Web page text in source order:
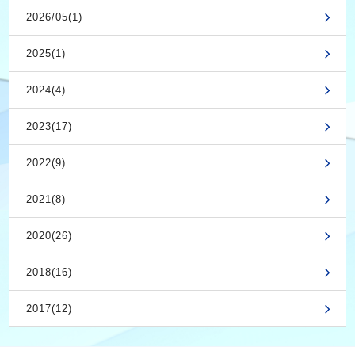
2026/05(1)
2025(1)
2024(4)
2023(17)
2022(9)
2021(8)
2020(26)
2018(16)
2017(12)